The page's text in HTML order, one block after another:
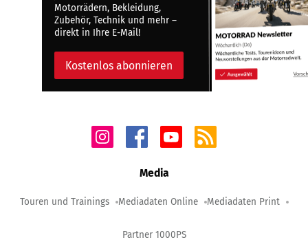
Motorrädern, Bekleidung,
Zubehör, Technik und mehr –
direkt in Ihre E-Mail!
Kostenlos abonnieren
Media
Touren und Trainings Mediadaten Online Mediadaten Print
Partner 1000PS